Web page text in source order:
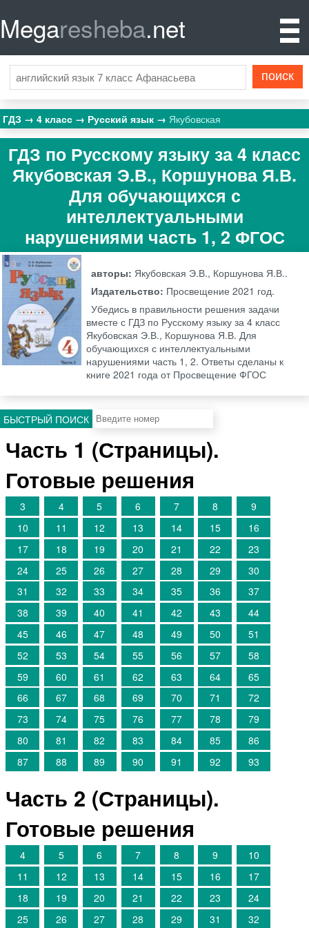
Megaresheba.net
ГДЗ 4 класс Русский язык Якубовская
ГДЗ по Русскому языку за 4 класс
Якубовская Э.В., Коршунова Я.В.
Для обучающихся с
интеллектуальными
нарушениями часть 1, 2 ФГОС
авторы: Якубовская Э.В., Коршунова Я.В..
Издательство: Просвещение 2021 год.
Убедись в правильности решения задачи
вместе с ГДЗ по Русскому языку за 4 класс
Якубовская Э.В., Коршунова Я.В. Для
обучающихся с интеллектуальными
нарушениями часть 1, 2. Ответы сделаны к
книге 2021 года от Просвещение ФГОС
БЫСТРЫЙ ПОИСК
Часть 1 (Страницы).
Готовые решения
3 4 5 6 7 8
9
10
11 12 13 14 15
16
17
18 19 20 21 22
23
24
25 26 27 28 29
30
31
32 33 34 35 36
37
38
39 40 41 42 43
44
45
46 47 48 49 50
51
52
53 54 55 56 57
58
59
60 61 62 63 64
65
66
67 68 69 70 71
72
73
74 75 76 77 78
79
80
81 82 83 84 85
86
87
88 89 90 91 92 93
Часть 2 (Страницы).
Готовые решения
4 5 6 7 8 9
10
11
12 13 14 15 16
17
18
19 20 21 22 23
24
25
26 27 28 29 31 32